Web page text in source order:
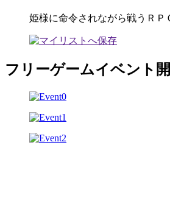
姫様に命令されながら戦うＲＰ
フリーゲームイベント開